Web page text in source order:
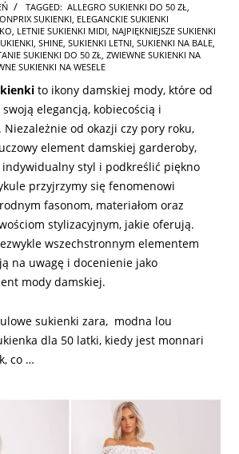
TAGGED: ALLEGRO SUKIENKI DO 50 ZŁ,
SUKIENKI, ELEGANCKIE SUKIENKI
, LETNIE SUKIENKI MIDI, NAJPIĘKNIEJSZE SUKIENKI
, SHINE, SUKIENKI LETNI, SUKIENKI NA BALE,
SUKIENKI DO 50 ZŁ, ZWIEWNE SUKIENKI NA
SUKIENKI NA WESELE
to ikony damskiej mody, które od
elegancją, kobiecością i
od okazji czy pory roku,
element damskiej garderoby,
indywidualny styl i podkreślić piękno
przyjrzymy się fenomenowi
fasonom, materiałom oraz
stylizacyjnym, jakie oferują.
wszechstronnym elementem
na uwagę i docenienie jako
mody damskiej.
sukienki zara, modna lou
dla 50 latki, kiedy jest monnari
co …